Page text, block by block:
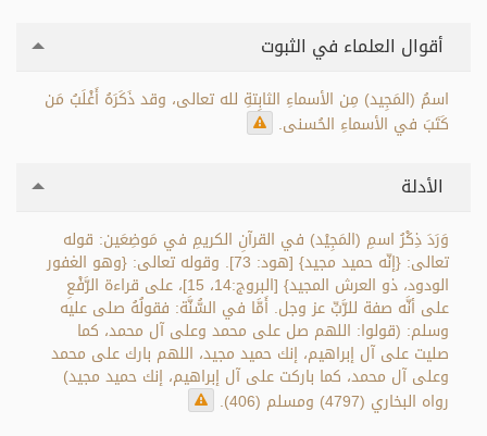
أقوال العلماء في الثبوت
اسمُ (المَجِيد) مِن الأسماءِ الثابِتةِ لله تعالى، وقد ذَكَرَهُ أَغْلَبُ مَن
كَتَبَ في الأسماءِ الحُسنى.
الأدلة
وَرَدَ ذِكْرُ اسمِ (المَجِيْد) في القرآنِ الكريمِ في مَوضِعَين: قوله
تعالى: {إنّه حميد مجيد} [هود: 73]. وقوله تعالى: {وهو الغفور
الودود، ذو العرش المجيد} [البروج:14، 15]، على قراءة الرَّفْعِ
على أنَّه صفة للرَّبِّ عز وجل. أَمَّا في السُّنَّة: فقولُهُ صلى عليه
وسلم: (قولوا: اللهم صل على محمد وعلى آل محمد، كما
صليت على آل إبراهيم، إنك حميد مجيد، اللهم بارك على محمد
وعلى آل محمد، كما باركت على آل إبراهيم، إنك حميد مجيد)
رواه البخاري (4797) ومسلم (406).